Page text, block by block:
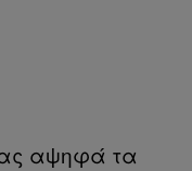
αψηφά τα